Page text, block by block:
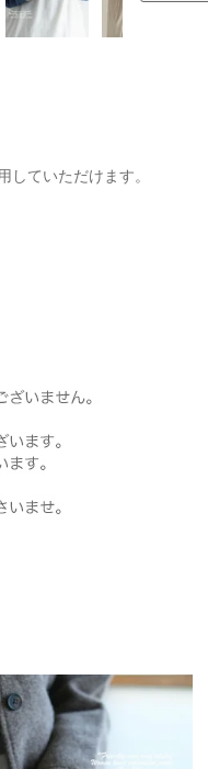
ていただけます。